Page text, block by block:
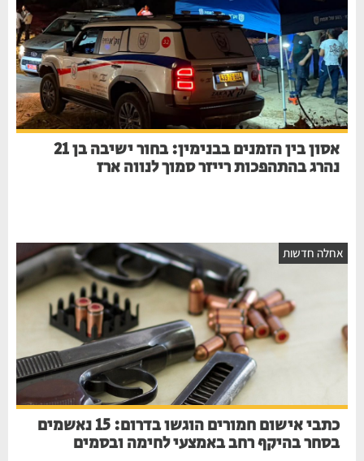
אסון בין הזמנים בבנימין: בחור ישיבה בן 21
נהרג בהתהפכות רייזר סמוך לנווה ארז
חדשות
כתבי אישום חמורים הוגשו בדרום: 15 נאשמים
בסחר בהיקף רחב באמצעי לחימה ובסמים